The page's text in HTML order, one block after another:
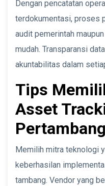
Dengan pencatatan
terdokumentasi, proses
audit pemerintah
mudah. Transparansi
akuntabilitas dalam
Tips
Asset
Memilih mitra teknologi
keberhasilan
tambang. Vendor yang